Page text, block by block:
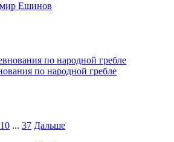
Ешинов
по народной гребле
10 ... 37 Дальше